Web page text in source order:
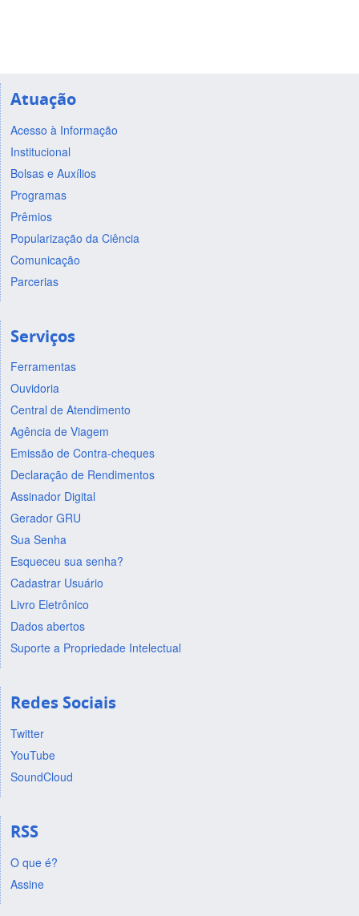
Atuação
Acesso à Informação
Institucional
Bolsas e Auxílios
Programas
Prêmios
Popularização da Ciência
Comunicação
Parcerias
Serviços
Ferramentas
Ouvidoria
Central de Atendimento
Agência de Viagem
Emissão de Contra-cheques
Declaração de Rendimentos
Assinador Digital
Gerador GRU
Sua Senha
Esqueceu sua senha?
Cadastrar Usuário
Livro Eletrônico
Dados abertos
Suporte a Propriedade Intelectual
Redes Sociais
Twitter
YouTube
SoundCloud
RSS
O que é?
Assine